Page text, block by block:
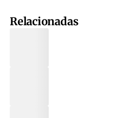
Relacionadas